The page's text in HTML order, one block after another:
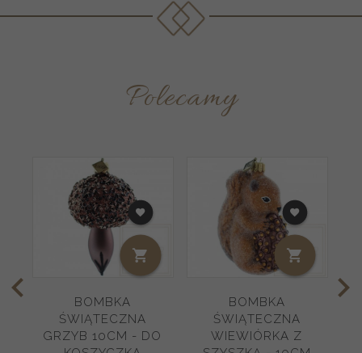
Polecamy
BOMBKA
ŚWIĄTECZNA
GRZYB 10CM - DO
BOMBKA
ŚWIĄTECZNA
WIEWIÓRKA Z